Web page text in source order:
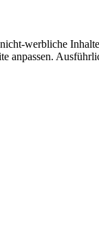
werbliche
anpassen.